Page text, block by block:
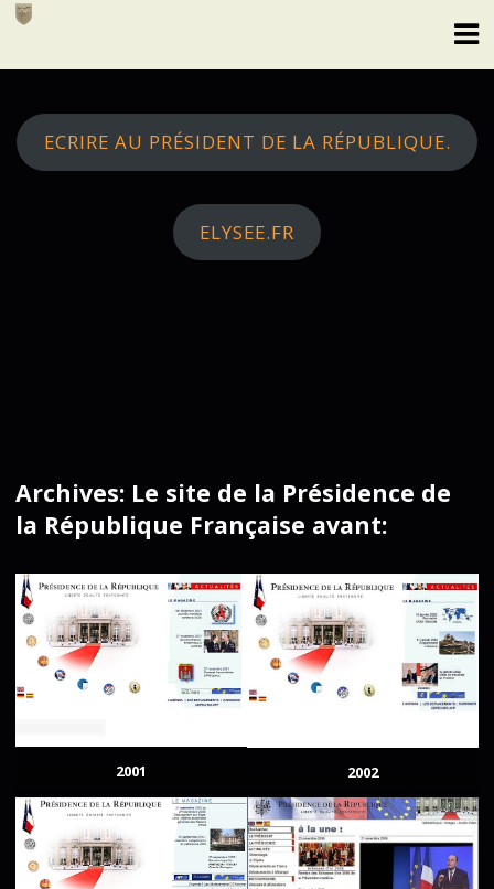
Skip
ECRIRE AU PRÉSIDENT DE LA RÉPUBLIQUE.
ELYSEE.FR
Archives: Le site de la Présidence de
la République Française avant:
2001 2002